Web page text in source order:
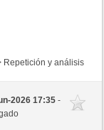
Repetición y análisis
2026 17:35-